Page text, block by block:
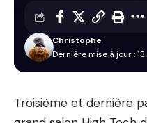
Dernière mise à jour :
Christophe
Troisième et dernière